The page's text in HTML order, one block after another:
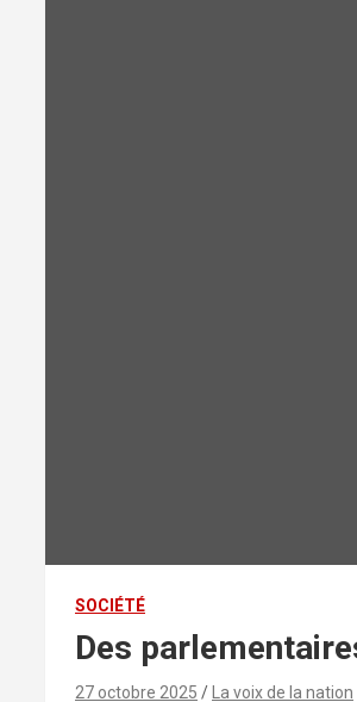
SOCIÉTÉ
Des
27 octobre 2025 La voix de la nation